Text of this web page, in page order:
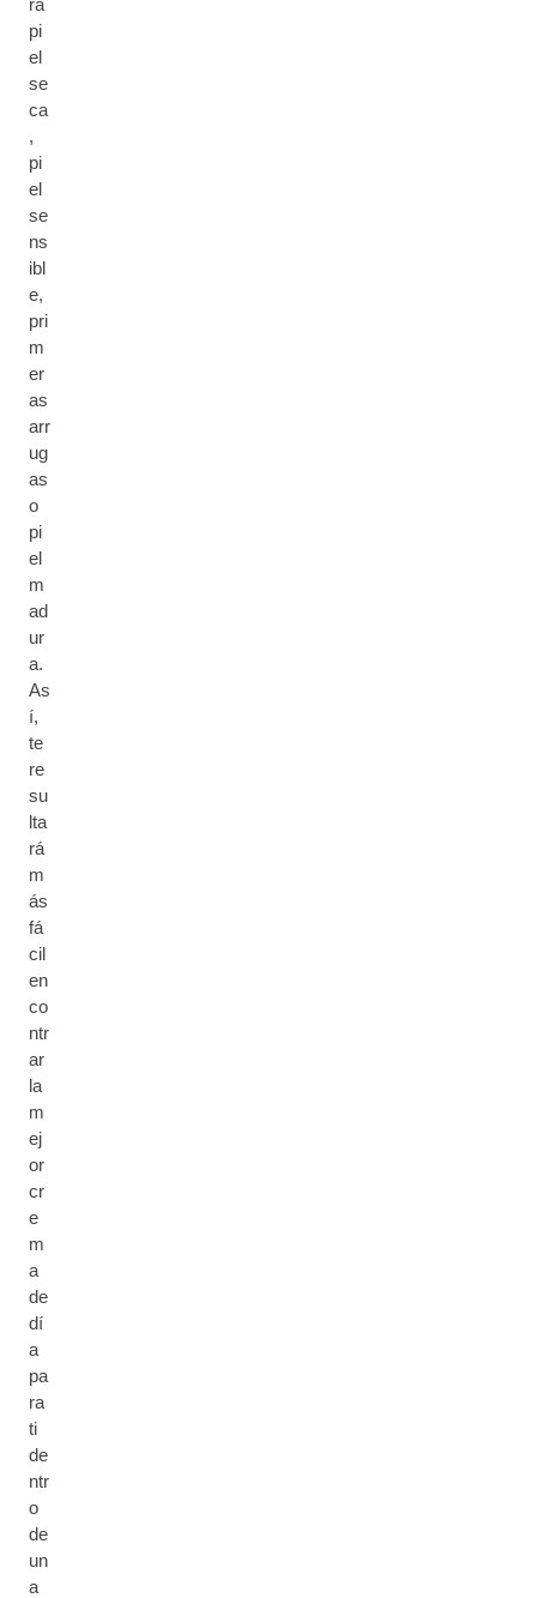
ra
pi
el
se
ca
,
pi
el
se
ns
ibl
e,
pri
m
er
as
arr
ug
as
o
pi
el
m
ad
ur
a.
As
í,
te
re
su
lta
rá
m
ás
fá
cil
en
co
ntr
ar
la
m
ej
or
cr
e
m
a
de
dí
a
pa
ra
ti
de
ntr
o
de
un
a